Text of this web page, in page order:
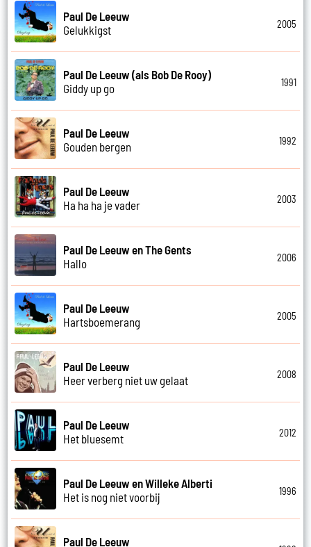
Paul De Leeuw
Gelukkigst
2005
Paul De Leeuw (als Bob De Rooy)
Giddy up go
1991
Paul De Leeuw
Gouden bergen
1992
Paul De Leeuw
Ha ha ha je vader
2003
Paul De Leeuw en The Gents
Hallo
2006
Paul De Leeuw
Hartsboemerang
2005
Paul De Leeuw
Heer verberg niet uw gelaat
2008
Paul De Leeuw
Het bluesemt
2012
Paul De Leeuw en Willeke Alberti
Het is nog niet voorbij
1996
Paul De Leeuw